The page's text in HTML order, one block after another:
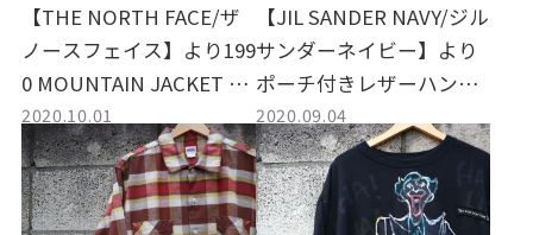
【THE NORTH FACE/ザ
ノースフェイス】より​199
0 MOUNTAIN JACKET GT
X 2 が入荷致しました。
2020.10.01
【JIL SANDER NAVY/ジル
サンダーネイビー】より
ポーチ付きレザーハンド
バッグが入荷致しまし
た。
2020.09.04